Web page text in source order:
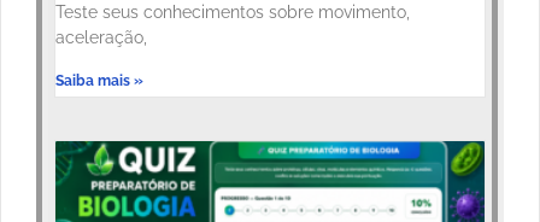
Teste seus conhecimentos sobre movimento,
aceleração,
Saiba mais »